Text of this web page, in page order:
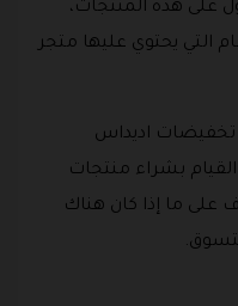
على هذه المنتجات،
التي يحتوي عليها متجر
تخفيضات اديداس
بشراء منتجات
على ما إذا كان هناك